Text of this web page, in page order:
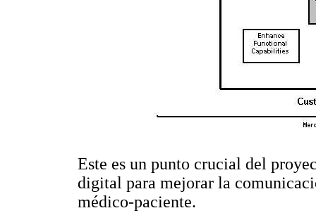
Este es un punto crucial del
digital para mejorar la
médico-paciente.